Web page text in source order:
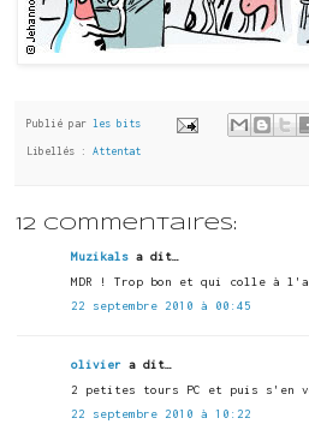
Publié par les bits
Libellés : Attentat
12 commentaires:
Muzikals a dit…
MDR ! Trop bon et qui colle à
22 septembre 2010 à 00:45
olivier a dit…
2 petites tours PC et puis s'en
22 septembre 2010 à 10:22